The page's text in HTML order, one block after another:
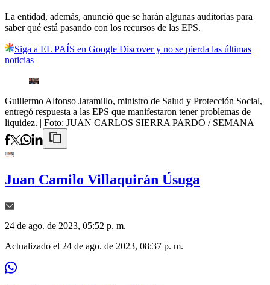
La entidad, además, anunció que se harán algunas auditorías para
saber qué está pasando con los recursos de las EPS.
Siga a EL PAÍS en Google Discover y no se pierda las últimas
noticias
Guillermo Alfonso Jaramillo, ministro de Salud y Protección Social,
entregó respuesta a las EPS que manifestaron tener problemas de
liquidez. | Foto: JUAN CARLOS SIERRA PARDO / SEMANA
Juan Camilo Villaquirán Úsuga
24 de ago. de 2023, 05:52 p. m.
Actualizado el 24 de ago. de 2023, 08:37 p. m.